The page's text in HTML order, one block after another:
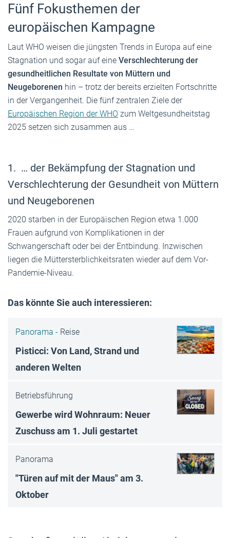
Fünf Fokusthemen der
europäischen Kampagne
Laut WHO weisen die jüngsten Trends in Europa auf eine
Stagnation und sogar auf eine Verschlechterung der
gesundheitlichen Resultate von Müttern und
Neugeborenen hin – trotz der bereits erzielten Fortschritte
in der Vergangenheit. Die fünf zentralen Ziele der
Europäischen Region der WHO zum Weltgesundheitstag
2025 setzen sich zusammen aus …
1. … der Bekämpfung der Stagnation und
Verschlechterung der Gesundheit von Müttern
und Neugeborenen
2020 starben in der Europäischen Region etwa 1.000
Frauen aufgrund von Komplikationen in der
Schwangerschaft oder bei der Entbindung. Inzwischen
liegen die Müttersterblichkeitsraten wieder auf dem Vor-
Pandemie-Niveau.
Das könnte Sie auch interessieren:
Panorama - Reise
Pisticci: Von Land, Strand und
anderen Welten
Betriebsführung
Gewerbe wird Wohnraum: Neuer
Zuschuss am 1. Juli gestartet
Panorama
"Türen auf mit der Maus" am 3.
Oktober